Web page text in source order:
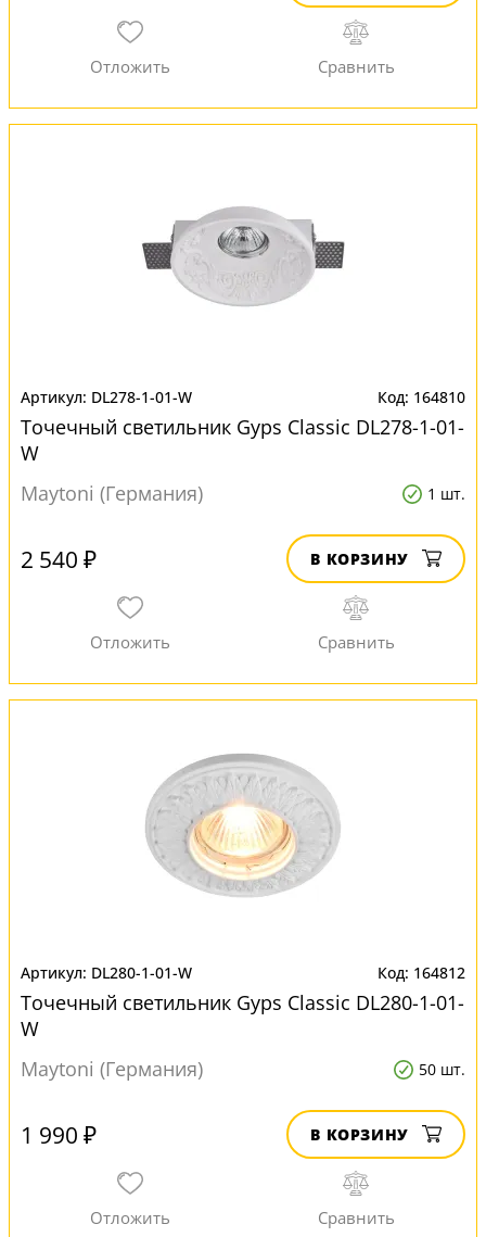
DL278-1-01-W 164810
Точечный светильник Gyps Classic DL278-1-01-
W
Maytoni (Германия)
1 шт.
2 540 ₽ В КОРЗИНУ
DL280-1-01-W 164812
Точечный светильник Gyps Classic DL280-1-01-
W
Maytoni (Германия)
50 шт.
1 990 ₽ В КОРЗИНУ